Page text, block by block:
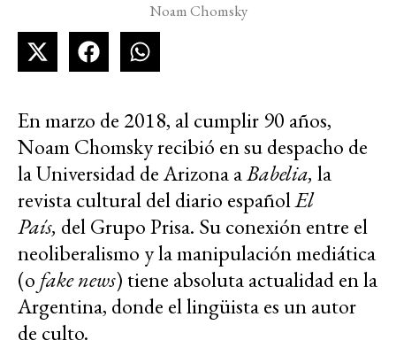
Noam Chomsky
En marzo de 2018, al cumplir 90 años,
Noam Chomsky recibió en su despacho de
la Universidad de Arizona aBabelia, la
revista cultural del diario españolEl
País, del Grupo Prisa. Su conexión entre el
neoliberalismo y la manipulación mediática
(o fake news) tiene absoluta actualidad en la
Argentina, donde el lingüista es un autor
de culto.